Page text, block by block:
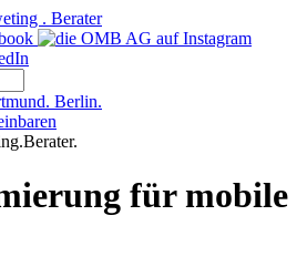
Berlin.
für mobile